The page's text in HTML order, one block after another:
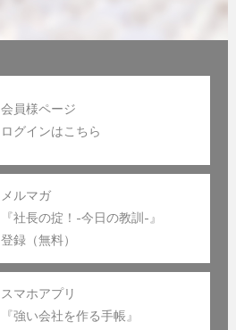
会員様ページ
ログインはこちら
メルマガ
『社長の掟！-今日の教訓-』
登録（無料）
スマホアプリ
『強い会社を作る手帳』